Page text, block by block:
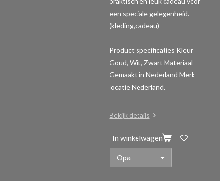
een speciale gelegenheid.
(kleding,cadeau)
Product specificaties Kleur
Goud, Wit, Zwart Materiaal
Gemaakt in Nederland Merk
locatie Nederland.
Bekijk details
In winkelwagen